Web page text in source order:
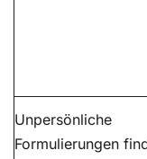
Unpersönliche
Formulierungen